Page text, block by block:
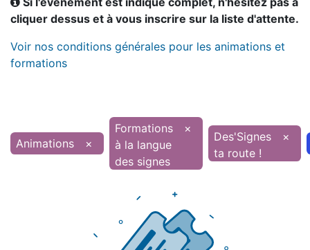
cliquer dessus et à vous inscrire sur la liste d'attente.
Voir nos conditions générales pour les animations et
formations
Animations ×
Formations
à la langue
des signes
×
Des'Signes
ta route !
×